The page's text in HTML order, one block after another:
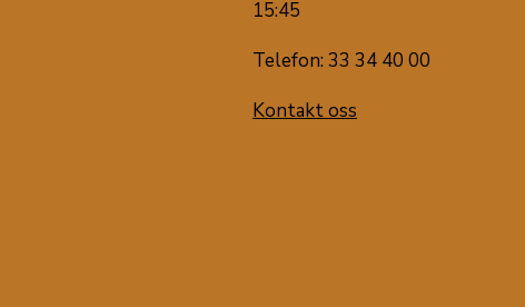
15:45
Telefon: 33 34 40 00
Kontakt oss